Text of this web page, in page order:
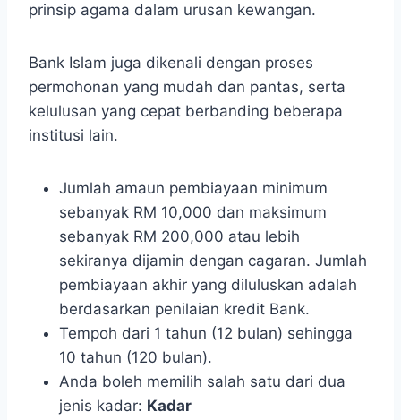
prinsip agama dalam urusan kewangan.
Bank Islam juga dikenali dengan proses
permohonan yang mudah dan pantas, serta
kelulusan yang cepat berbanding beberapa
institusi lain.
Jumlah amaun pembiayaan minimum
sebanyak RM 10,000 dan maksimum
sebanyak RM 200,000 atau lebih
sekiranya dijamin dengan cagaran. Jumlah
pembiayaan akhir yang diluluskan adalah
berdasarkan penilaian kredit Bank.
Tempoh dari 1 tahun (12 bulan) sehingga
10 tahun (120 bulan).
Anda boleh memilih salah satu dari dua
jenis kadar: Kadar